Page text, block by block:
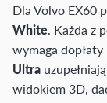
Dla Volvo EX60
White. Każda z
wymaga
Ultra
widokiem 3D,